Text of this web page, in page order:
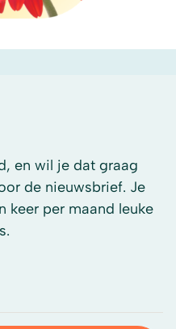
en wil je dat graag
de nieuwsbrief. Je
keer per maand leuke